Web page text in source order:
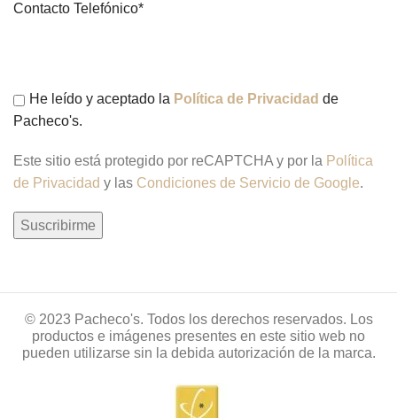
Contacto Telefónico*
He leído y aceptado la Política de Privacidad de
Pacheco's.
Este sitio está protegido por reCAPTCHA y por la Política
de Privacidad y las Condiciones de Servicio de Google.
© 2023 Pacheco's. Todos los derechos reservados. Los
productos e imágenes presentes en este sitio web no
pueden utilizarse sin la debida autorización de la marca.